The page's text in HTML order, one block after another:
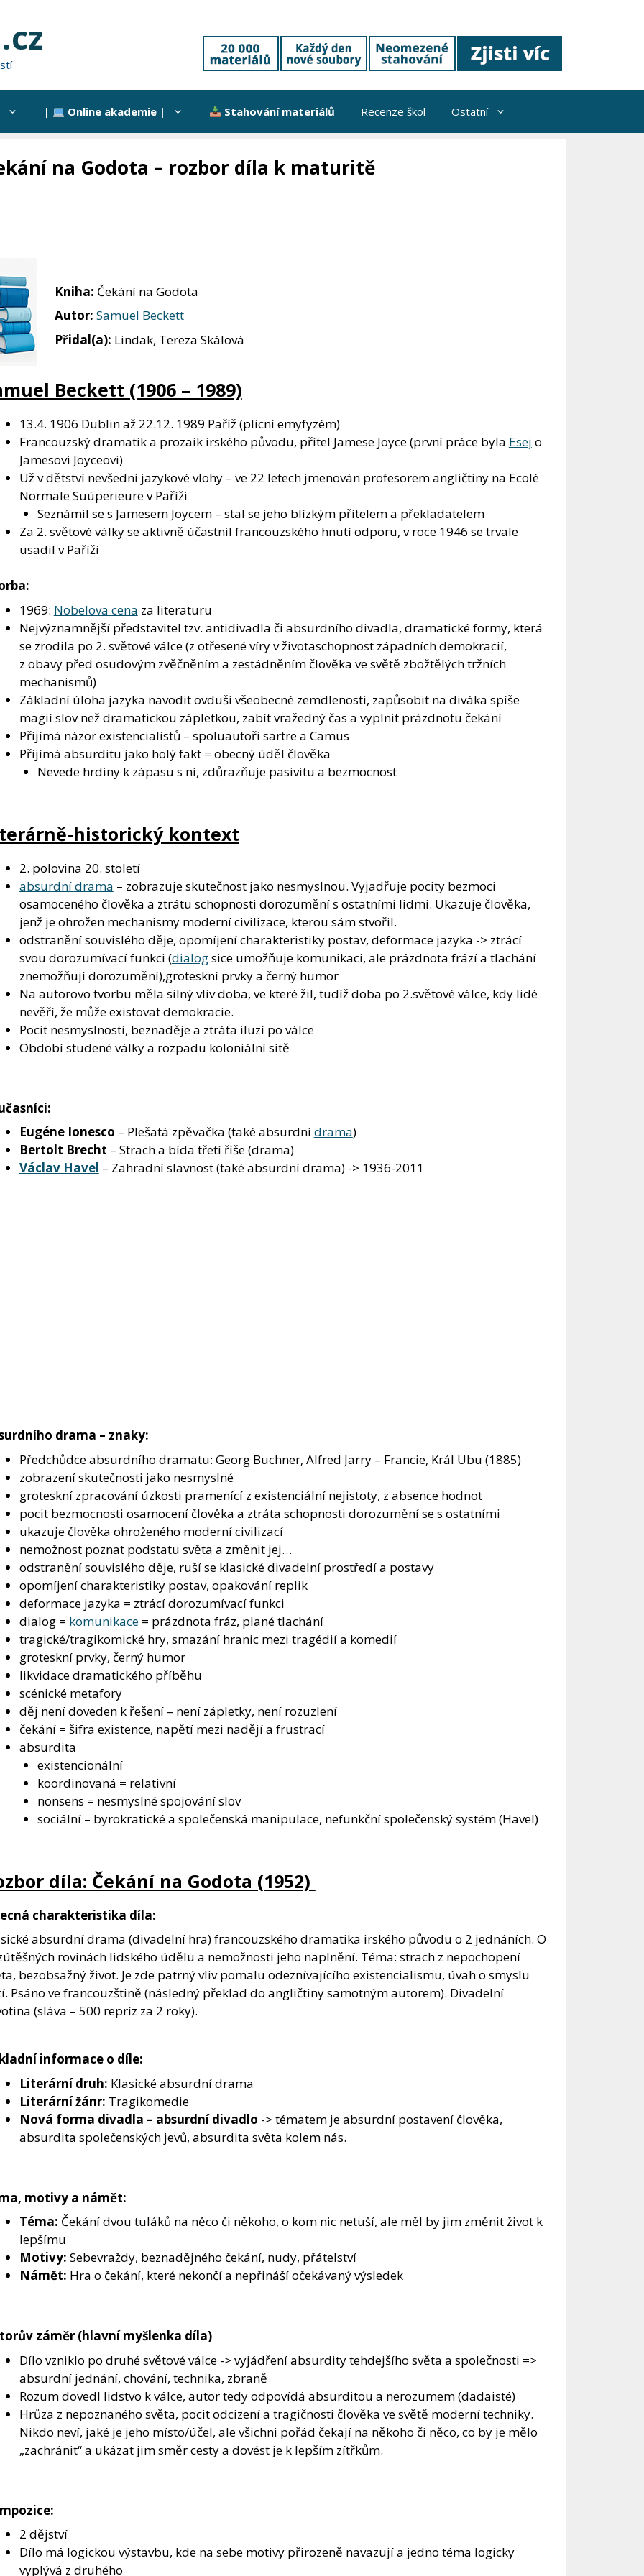
| Online akademie | Stahování materiálů Recenze škol Ostatní
na Godota – rozbor díla k maturitě
Kniha: Čekání na Godota
Autor:Samuel Beckett
Přidal(a): Lindak, Tereza Skálová
Beckett (1906 – 1989)
13.4. 1906 Dublin až 22.12. 1989 Paříž (plicní emyfyzém)
Francouzský dramatik a prozaik irského původu, přítel Jamese Joyce (první práce byla Esej o
Jamesovi Joyceovi)
Už v dětství nevšední jazykové vlohy – ve 22 letech jmenován profesorem angličtiny na Ecolé
Normale Suúperieure v Paříži
Seznámil se s Jamesem Joycem – stal se jeho blízkým přítelem a překladatelem
Za 2. světové války se aktivně účastnil francouzského hnutí odporu, v roce 1946 se trvale
usadil v Paříži
1969: Nobelova cena za literaturu
Nejvýznamnější představitel tzv. antidivadla či absurdního divadla, dramatické formy, která
se zrodila po 2. světové válce (z otřesené víry v životaschopnost západních demokracií,
z obavy před osudovým zvěčněním a zestádněním člověka ve světě zbožtělých tržních
mechanismů)
Základní úloha jazyka navodit ovduší všeobecné zemdlenosti, zapůsobit na diváka spíše
magií slov než dramatickou zápletkou, zabít vražedný čas a vyplnit prázdnotu čekání
Přijímá názor existencialistů – spoluautoři sartre a Camus
Přijímá absurditu jako holý fakt = obecný úděl člověka
Nevede hrdiny k zápasu s ní, zdůrazňuje pasivitu a bezmocnost
historický kontext
2. polovina 20. století
absurdní drama – zobrazuje skutečnost jako nesmyslnou. Vyjadřuje pocity bezmoci
osamoceného člověka a ztrátu schopnosti dorozumění s ostatními lidmi. Ukazuje člověka,
jenž je ohrožen mechanismy moderní civilizace, kterou sám stvořil.
odstranění souvislého děje, opomíjení charakteristiky postav, deformace jazyka -> ztrácí
svou dorozumívací funkci (dialogsice umožňuje komunikaci, ale prázdnota frází a tlachání
znemožňují dorozumění),groteskní prvky a černý humor
Na autorovo tvorbu měla silný vliv doba, ve které žil, tudíž doba po 2.světové válce, kdy lidé
nevěří, že může existovat demokracie.
Pocit nesmyslnosti, beznaděje a ztráta iluzí po válce
Období studené války a rozpadu koloniální sítě
Eugéne Ionesco – Plešatá zpěvačka (také absurdnídrama)
Bertolt Brecht – Strach a bída třetí říše (drama)
Václav Havel – Zahradní slavnost (také absurdní drama) -> 1936-2011
drama – znaky:
Předchůdce absurdního dramatu: Georg Buchner, Alfred Jarry – Francie, Král Ubu (1885)
zobrazení skutečnosti jako nesmyslné
groteskní zpracování úzkosti pramenící z existenciální nejistoty, z absence hodnot
pocit bezmocnosti osamocení člověka a ztráta schopnosti dorozumění se s ostatními
ukazuje člověka ohroženého moderní civilizací
nemožnost poznat podstatu světa a změnit jej…
odstranění souvislého děje, ruší se klasické divadelní prostředí a postavy
opomíjení charakteristiky postav, opakování replik
deformace jazyka = ztrácí dorozumívací funkci
dialog = komunikace= prázdnota fráz, plané tlachání
tragické/tragikomické hry, smazání hranic mezi tragédií a komedií
groteskní prvky, černý humor
likvidace dramatického příběhu
scénické metafory
děj není doveden k řešení – není zápletky, není rozuzlení
čekání = šifra existence, napětí mezi nadějí a frustrací
absurdita
existencionální
koordinovaná = relativní
nonsens = nesmyslné spojování slov
sociální – byrokratické a společenská manipulace, nefunkční společenský systém (Havel)
díla: Čekání na Godota (1952)
charakteristika díla:
absurdní drama (divadelní hra) francouzského dramatika irského původu o 2 jednáních. O
rovinách lidského údělu a nemožnosti jeho naplnění. Téma: strach z nepochopení
bezobsažný život. Je zde patrný vliv pomalu odeznívajícího existencialismu, úvah o smyslu
Psáno ve francouzštině (následný překlad do angličtiny samotným autorem). Divadelní
(sláva – 500 repríz za 2 roky).
informace o díle:
Literární druh: Klasické absurdní drama
Literární žánr: Tragikomedie
Nová forma divadla – absurdní divadlo -> tématem je absurdní postavení člověka,
absurdita společenských jevů, absurdita světa kolem nás.
motivy a námět:
Téma: Čekání dvou tuláků na něco či někoho, o kom nic netuší, ale měl by jim změnit život k
lepšímu
Motivy: Sebevraždy, beznadějného čekání, nudy, přátelství
Námět: Hra o čekání, které nekončí a nepřináší očekávaný výsledek
záměr (hlavní myšlenka díla)
Dílo vzniklo po druhé světové válce -> vyjádření absurdity tehdejšího světa a společnosti =>
absurdní jednání, chování, technika, zbraně
Rozum dovedl lidstvo k válce, autor tedy odpovídá absurditou a nerozumem (dadaisté)
Hrůza z nepoznaného světa, pocit odcizení a tragičnosti člověka ve světě moderní techniky.
Nikdo neví, jaké je jeho místo/účel, ale všichni pořád čekají na někoho či něco, co by je mělo
„zachránit“ a ukázat jim směr cesty a dovést je k lepším zítřkům.
2 dějství
Dílo má logickou výstavbu, kde na sebe motivy přirozeně navazují a jedno téma logicky
vyplývá z druhého